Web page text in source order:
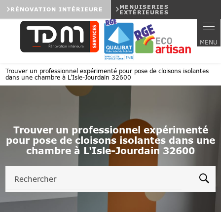
RÉNOVATION INTÉRIEURE MENUISERIES
EXTÉRIEURES
Trouver un professionnel expérimenté pour pose de cloisons isolantes
dans une chambre à L'Isle-Jourdain 32600
Trouver un professionnel expérimenté
pour pose de cloisons isolantes dans une
chambre à L'Isle-Jourdain 32600
Rechercher
Panneau de gestion des cookies